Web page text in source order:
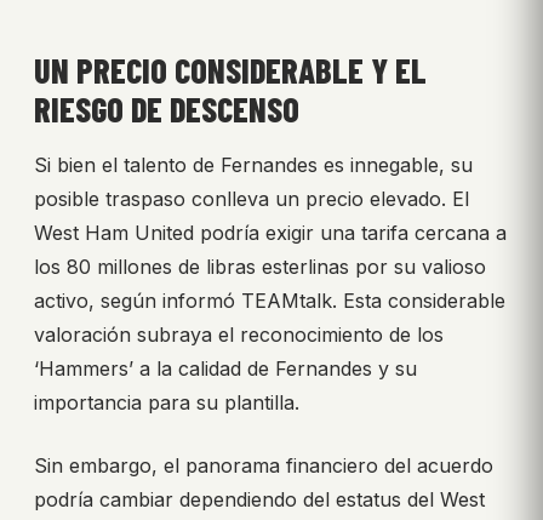
UN PRECIO CONSIDERABLE Y EL
RIESGO DE DESCENSO
Si bien el talento de Fernandes es innegable, su
posible traspaso conlleva un precio elevado. El
West Ham United podría exigir una tarifa cercana a
los 80 millones de libras esterlinas por su valioso
activo, según informó TEAMtalk. Esta considerable
valoración subraya el reconocimiento de los
‘Hammers’ a la calidad de Fernandes y su
importancia para su plantilla.
Sin embargo, el panorama financiero del acuerdo
podría cambiar dependiendo del estatus del West